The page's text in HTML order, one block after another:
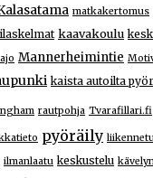
matkakertomus
kaavakoulu
Mannerheimintie
kaista autoilta
rautpohja Tvarafillari.fi
pyöräily
ilmanlaatu keskustelu